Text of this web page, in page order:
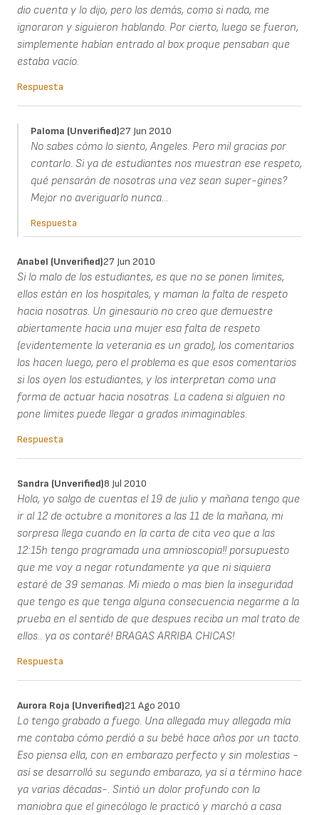
dio cuenta y lo dijo, pero los demás, como si nada, me
ignoraron y siguieron hablando. Por cierto, luego se fueron,
simplemente habían entrado al box proque pensaban que
estaba vacío.
Respuesta
Paloma (unverified)27 Jun 2010
No sabes cómo lo siento, Angeles. Pero mil gracias por
contarlo. Si ya de estudiantes nos muestran ese respeto,
qué pensarán de nosotras una vez sean super-gines?
Mejor no averiguarlo nunca...
Respuesta
Anabel (unverified)27 Jun 2010
Si lo malo de los estudiantes, es que no se ponen limites,
ellos están en los hospitales, y maman la falta de respeto
hacia nosotras. Un ginesaurio no creo que demuestre
abiertamente hacia una mujer esa falta de respeto
(evidentemente la veterania es un grado), los comentarios
los hacen luego, pero el problema es que esos comentarios
si los oyen los estudiantes, y los interpretan como una
forma de actuar hacia nosotras. La cadena si alguien no
pone limites puede llegar a grados inimaginables.
Respuesta
Sandra (unverified)8 Jul 2010
Hola, yo salgo de cuentas el 19 de julio y mañana tengo que
ir al 12 de octubre a monitores a las 11 de la mañana, mi
sorpresa llega cuando en la carta de cita veo que a las
12:15h tengo programada una amnioscopia!! porsupuesto
que me voy a negar rotundamente ya que ni siquiera
estaré de 39 semanas. Mi miedo o mas bien la inseguridad
que tengo es que tenga alguna consecuencia negarme a la
prueba en el sentido de que despues reciba un mal trato de
ellos.. ya os contaré! BRAGAS ARRIBA CHICAS!
Respuesta
Aurora Roja (unverified)21 Ago 2010
Lo tengo grabado a fuego. Una allegada muy allegada mía
me contaba cómo perdió a su bebé hace años por un tacto.
Eso piensa ella, con en embarazo perfecto y sin molestias -
así se desarrolló su segundo embarazo, ya sí a término hace
ya varias décadas-. Sintió un dolor profundo con la
maniobra que el ginecólogo le practicó y marchó a casa